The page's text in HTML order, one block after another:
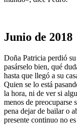
Junio de 2018
Doña Patricia perdió
pasárselo bien, qué
hasta que llegó a su
Quien se lo está
la hora, ni de ver si
menos de preocuparse
pena dejar de bailar o
presente continuo no